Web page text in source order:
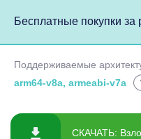
Бесплатные покупки за
Поддерживаемые
arm64-v8a, armeabi-v7a
СКАЧАТЬ: